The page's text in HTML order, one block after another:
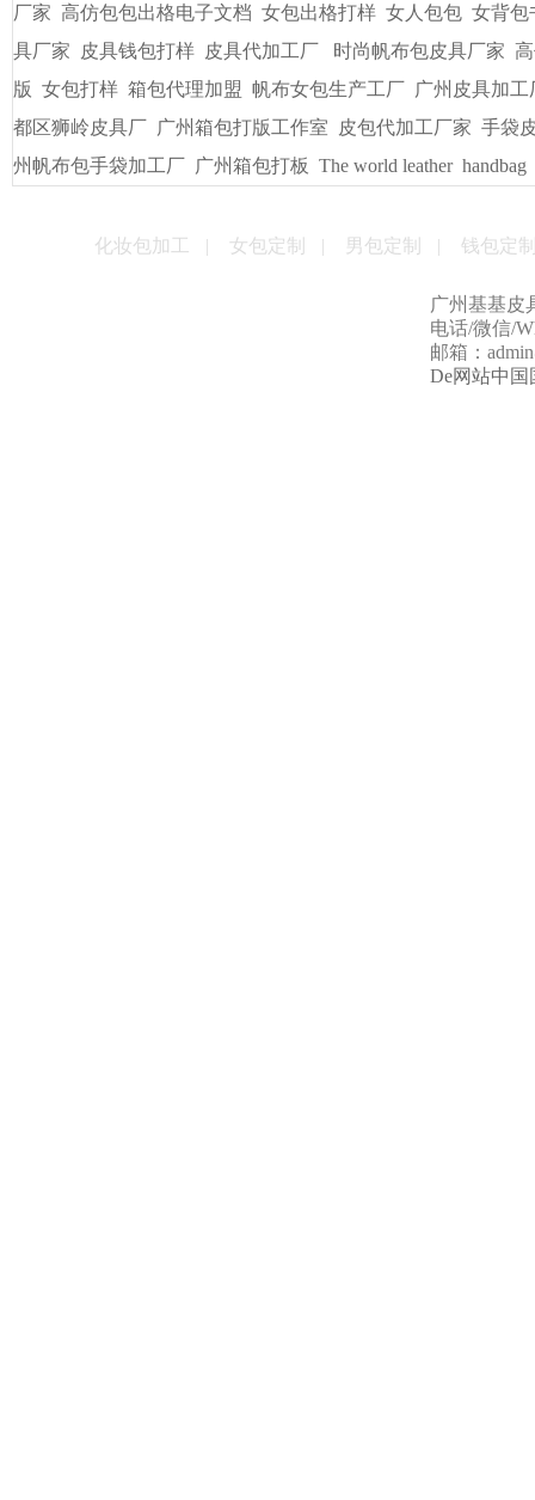
厂家 高仿包包出格电子文档 女包出格打样 女人包包 女背包
具厂家
皮具钱包打样 皮具代加工厂 时尚帆布包皮具厂家
版 女包打样 箱包代理加盟 帆布女包生产工厂 广州皮具加工
都区狮岭皮具厂 广州箱包打版工作室 皮包代加工厂家 手袋
州帆布包手袋加工厂 广州箱包打板 The world leather handbag
化妆包加工 | 女包定制 | 男包定制 | 钱包定
广州基基皮
电话/微信/
邮箱：
De网站中国